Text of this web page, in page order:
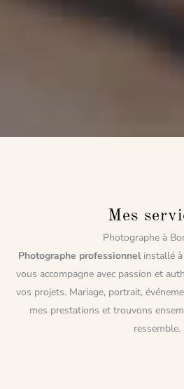
Mes
Photographe à
Photographe professionnelinstallé à
vous accompagne avec passion et
vos projets. Mariage, portrait,
mes prestations et trouvons
ressemble.